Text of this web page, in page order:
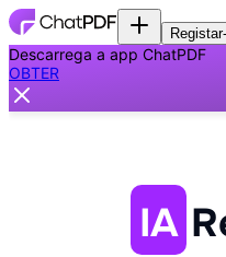
Descarrega a app ChatPDF
OBTER
IA